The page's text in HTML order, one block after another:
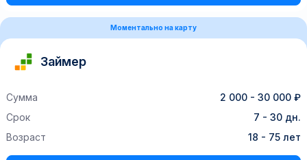
Моментально на карту
Займер
Сумма
2 000 - 30 000 ₽
Срок
7 - 30 дн.
Возраст
18 - 75 лет